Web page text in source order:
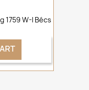
1759 W-I Bécs